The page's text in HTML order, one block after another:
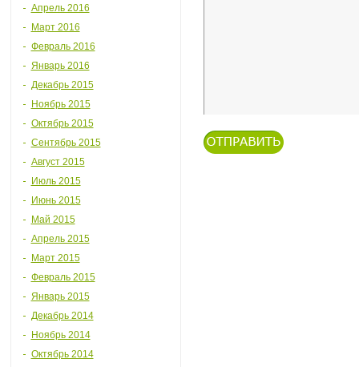
Апрель 2016
Март 2016
Февраль 2016
Январь 2016
Декабрь 2015
Ноябрь 2015
Октябрь 2015
Сентябрь 2015
Август 2015
Июль 2015
Июнь 2015
Май 2015
Апрель 2015
Март 2015
Февраль 2015
Январь 2015
Декабрь 2014
Ноябрь 2014
Октябрь 2014